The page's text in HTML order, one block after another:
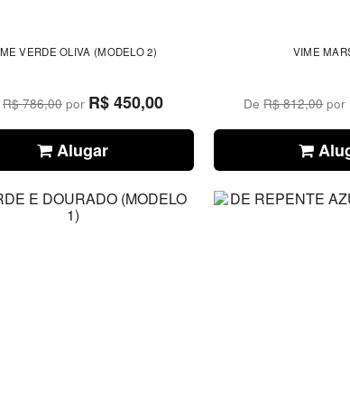
VERDE OLIVA (MODELO 2)
R$ 786,00por R$ 450,00
Alugar
VIME
DeR$ 812,00por